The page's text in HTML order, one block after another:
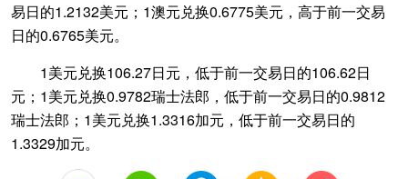
易日的1.2132美元；1澳元兑换0.6775美元，高于前一交易
日的0.6765美元。
1美元兑换106.27日元，低于前一交易日的106.62日
元；1美元兑换0.9782瑞士法郎，低于前一交易日的0.9812
瑞士法郎；1美元兑换1.3316加元，低于前一交易日的
1.3329加元。